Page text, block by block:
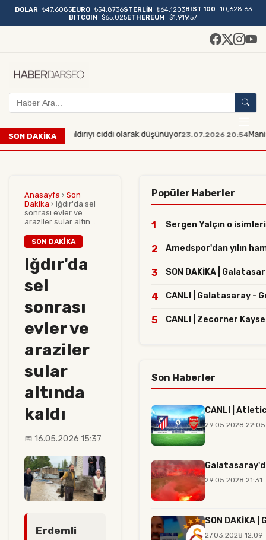
DOLAR ₺47,6085EURO ₺54,8736STERLİN ₺64,1203BIST 100
10,628.63
BITCOIN
$65.025ETHEREUM $1.919,57
SON DAKİKA
bir saldırıyı ciddi olarak düşünüyor23.07.2026 20:54Manisa'da
Anasayfa › Son
Dakika › Iğdır'da sel
sonrası evler ve
araziler sular altın...
SON DAKIKA
Iğdır'da
sel
sonrası
evler ve
araziler
sular
altında
kaldı
📅 16.05.2026 15:37
Erdemli
Popüler Haberler
1 Sergen Yalçın o
2 Amedspor'dan yılın
3 SON DAKİKA |
4 CANLI | Galatasaray -
5 CANLI | Zecorner
Son Haberler
CANLI |
29.05.2028 22:05
29.05.2028 21:31
SON DAKİKA
27.03.2028 12:09